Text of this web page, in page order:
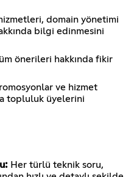
domain yönetimi
bilgi edinmesini
önerileri hakkında fikir
ve hizmet
topluluk üyelerini
Her türlü teknik soru,